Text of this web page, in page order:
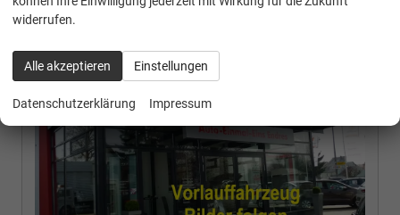
widerrufen.
Alle akzeptieren Einstellungen
Datenschutzerklärung Impressum